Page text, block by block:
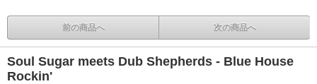
前の商品へ 次の商品へ
Soul Sugar meets Dub Shepherds - Blue House
Rockin'